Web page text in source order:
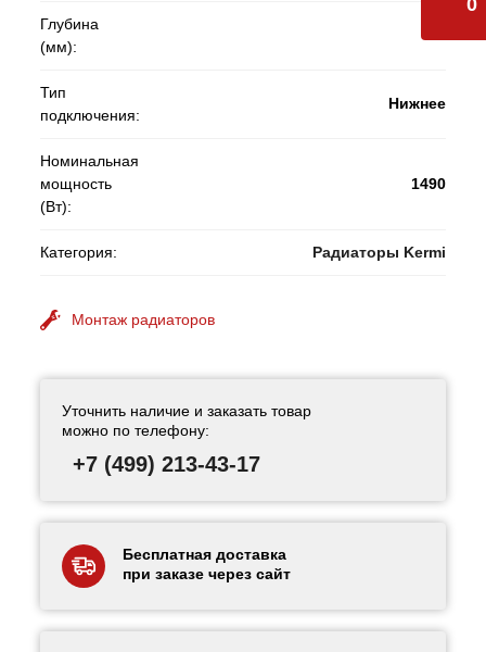
Глубина
(мм):
Тип
подключения:
Нижнее
Номинальная
мощность
(Вт):
1490
Категория: Радиаторы Kermi
Монтаж радиаторов
Уточнить наличие и заказать товар
можно по телефону:
+7 (499) 213-43-17
Бесплатная доставка
при заказе через сайт